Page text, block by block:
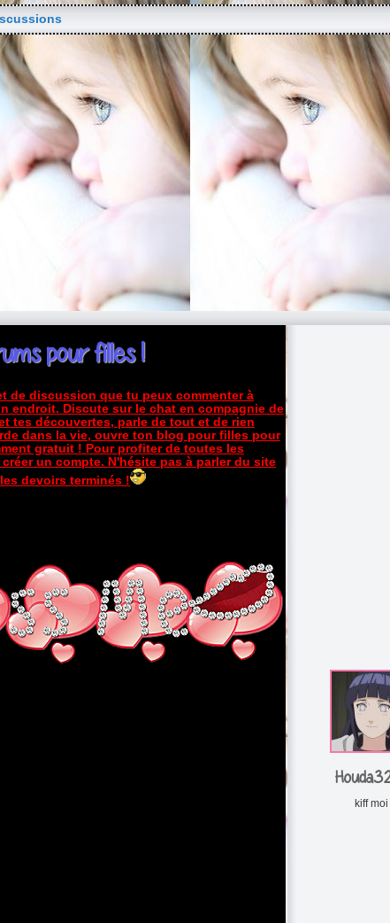
pour filles !
de discussion que tu peux commenter à
endroit. Discute sur le chat en compagnie de
tes découvertes, parle de tout et de rien
dans la vie, ouvre ton blog pour filles pour
gratuit ! Pour profiter de toutes les
un compte. N'hésite pas à parler du site
devoirs terminés !
kiff moi